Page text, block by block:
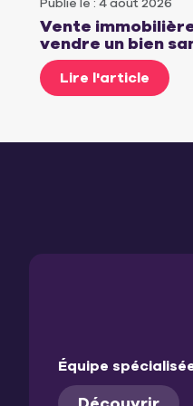
Vente
vendre un bien
Lire l'article
Équipe